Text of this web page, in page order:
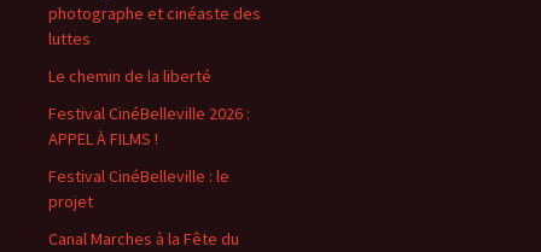
photographe et cinéaste des
luttes
Le chemin de la liberté
Festival CinéBelleville 2026 :
APPEL À FILMS !
Festival CinéBelleville : le
projet
Canal Marches à la Fête du